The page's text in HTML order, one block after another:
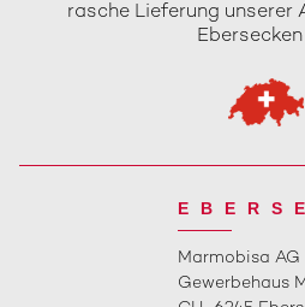
rasche Lieferung unserer
Ebersecken
Marmobisa AG
Gewerbehaus